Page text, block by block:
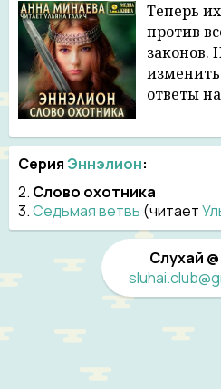
Теперь
против
законов.
ответы
СерияЭннэлион:
2. Слово охотника
3.Седьмая ветвь (читает
Слухай